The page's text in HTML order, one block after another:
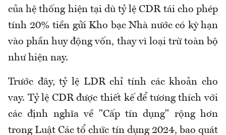
của hệ thống hiện tại dù tỷ lệ CDR tái cho phép
tính 20% tiền gửi Kho bạc Nhà nước có kỳ hạn
vào phần huy động vốn, thay vì loại trừ toàn bộ
như hiện nay.
Trước đây, tỷ lệ LDR chỉ tính các khoản cho
vay. Tỷ lệ CDR được thiết kế để tương thích với
các định nghĩa về "Cấp tín dụng" rộng hơn
trong Luật Các tổ chức tín dụng 2024, bao quát